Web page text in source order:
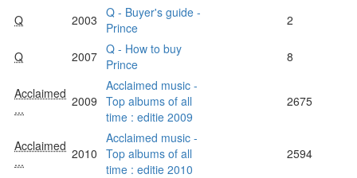
Q 2003 Q - Buyer's guide -
Prince
2
Q 2007 Q - How to buy
Prince
8
Acclaimed
...
2009
Acclaimed music -
Top albums of all
time : editie 2009
2675
Acclaimed
...
2010
Acclaimed music -
Top albums of all
time : editie 2010
2594